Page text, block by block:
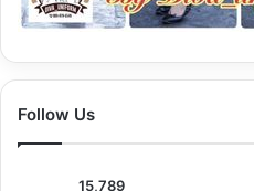
Follow Us
15,789